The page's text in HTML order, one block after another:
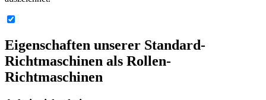
Eigenschaften unserer Standard-
Richtmaschinen als Rollen-
Richtmaschinen